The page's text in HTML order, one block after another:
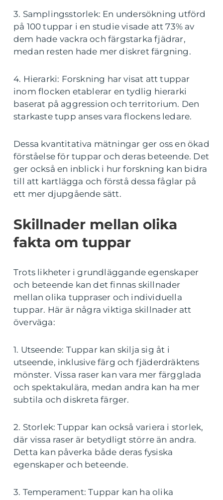
3. Samplingsstorlek: En undersökning utförd
på 100 tuppar i en studie visade att 73% av
dem hade vackra och färgstarka fjädrar,
medan resten hade mer diskret färgning.
4. Hierarki: Forskning har visat att tuppar
inom flocken etablerar en tydlig hierarki
baserat på aggression och territorium. Den
starkaste tupp anses vara flockens ledare.
Dessa kvantitativa mätningar ger oss en ökad
förståelse för tuppar och deras beteende. Det
ger också en inblick i hur forskning kan bidra
till att kartlägga och förstå dessa fåglar på
ett mer djupgående sätt.
Skillnader mellan olika
fakta om tuppar
Trots likheter i grundläggande egenskaper
och beteende kan det finnas skillnader
mellan olika tuppraser och individuella
tuppar. Här är några viktiga skillnader att
överväga:
1. Utseende: Tuppar kan skilja sig åt i
utseende, inklusive färg och fjäderdräktens
mönster. Vissa raser kan vara mer färgglada
och spektakulära, medan andra kan ha mer
subtila och diskreta färger.
2. Storlek: Tuppar kan också variera i storlek,
där vissa raser är betydligt större än andra.
Detta kan påverka både deras fysiska
egenskaper och beteende.
3. Temperament: Tuppar kan ha olika